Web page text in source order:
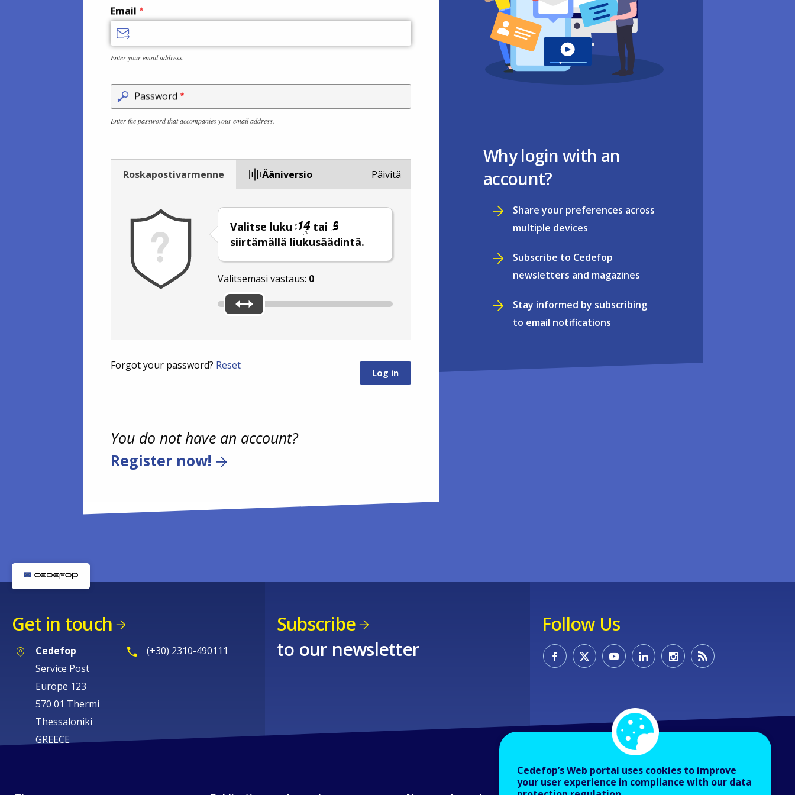
Email
Enter your email address.
Password
Enter the password that accompanies your email address.
Roskapostivarmenne Ääniversio
Valitse luku
tai
siirtämällä liukusäädintä.
Valitsemasi vastaus: 0
Päivitä
Forgot your password? Reset
You do not have an account?
Register now!
Why login with an
account?
Share your preferences across
multiple devices
Subscribe to Cedefop
newsletters and magazines
Stay informed by subscribing
to email notifications
Get in touch
Cedefop
Service Post
Europe 123
570 01 Thermi
Thessaloniki
GREECE
(+30) 2310-490111
Subscribe
to our newsletter
Follow Us
Cedefop’s Web portal uses cookies to improve
your user experience in compliance with our data